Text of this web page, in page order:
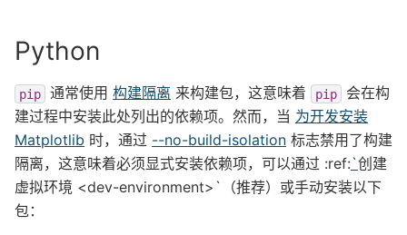
Python
pip 通常使用 构建隔离 来构建包，这意味着 pip
会在构
建过程中安装此处列出的依赖项。然而，当 为开发安装
Matplotlib 时，通过 --no-build-isolation 标志禁用了构建
隔离，这意味着必须显式安装依赖项，可以通过 :ref:`创建
虚拟环境 <dev-environment>`（推荐）或手动安装以下
包：